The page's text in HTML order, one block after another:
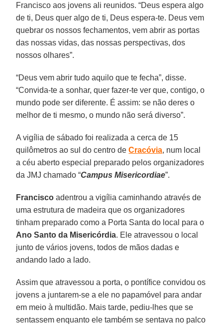
Francisco aos jovens ali reunidos. “Deus espera algo
de ti, Deus quer algo de ti, Deus espera-te. Deus vem
quebrar os nossos fechamentos, vem abrir as portas
das nossas vidas, das nossas perspectivas, dos
nossos olhares”.
“Deus vem abrir tudo aquilo que te fecha”, disse.
“Convida-te a sonhar, quer fazer-te ver que, contigo, o
mundo pode ser diferente. É assim: se não deres o
melhor de ti mesmo, o mundo não será diverso”.
A vigília de sábado foi realizada a cerca de 15
quilômetros ao sul do centro deCracóvia, num local
a céu aberto especial preparado pelos organizadores
da JMJ chamado “Campus Misericordiae”.
Francisco adentrou a vigília caminhando através de
uma estrutura de madeira que os organizadores
tinham preparado como a Porta Santa do local para o
Ano Santo da Misericórdia. Ele atravessou o local
junto de vários jovens, todos de mãos dadas e
andando lado a lado.
Assim que atravessou a porta, o pontífice convidou os
jovens a juntarem-se a ele no papamóvel para andar
em meio à multidão. Mais tarde, pediu-lhes que se
sentassem enquanto ele também se sentava no palco